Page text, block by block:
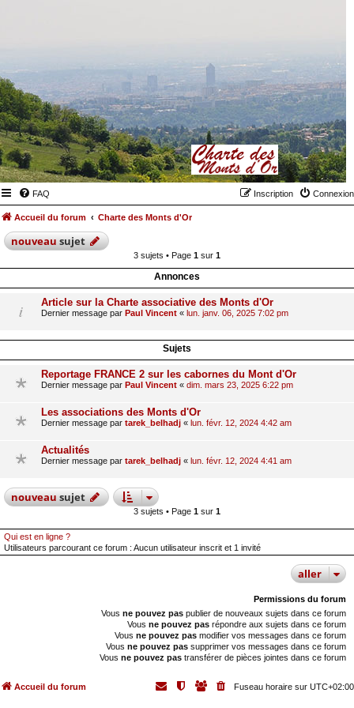
FAQ Connexion
Inscription
Accueil du forum Charte des Monts d'Or
nouveausujet
3 sujets • Page 1 sur 1
Annonces
Article sur la Charte associative des Monts d'Or
Dernier message par Paul Vincent « lun. janv. 06, 2025 7:02 pm
Sujets
Reportage FRANCE 2 sur les cabornes du Mont d'Or
Dernier message par Paul Vincent « dim. mars 23, 2025 6:22 pm
Les associations des Monts d'Or
Dernier message par tarek_belhadj « lun. févr. 12, 2024 4:42 am
Actualités
Dernier message par tarek_belhadj « lun. févr. 12, 2024 4:41 am
nouveausujet
3 sujets • Page 1 sur 1
Qui est en ligne ?
Utilisateurs parcourant ce forum : Aucun utilisateur inscrit et 1 invité
aller
Permissions du forum
Vous ne pouvez pas publier de nouveaux sujets dans ce forum
Vous ne pouvez pas répondre aux sujets dans ce forum
Vous ne pouvez pas modifier vos messages dans ce forum
Vous ne pouvez pas supprimer vos messages dans ce forum
Vous ne pouvez pas transférer de pièces jointes dans ce forum
Accueil du forum Fuseau horaire sur UTC+02:00